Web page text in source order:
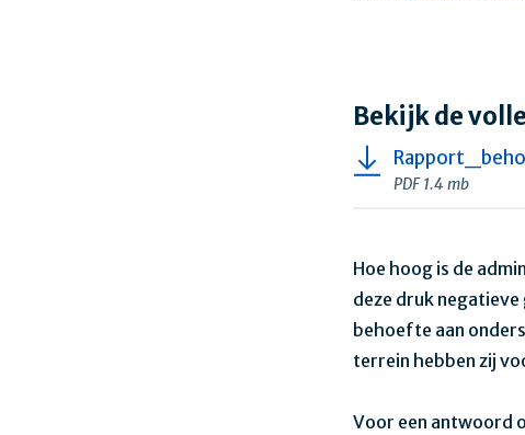
Bekijk de
PDF 1.4 mb
Hoe hoog is de
deze druk
behoefte aan
terrein hebben zij
Voor een antwoord